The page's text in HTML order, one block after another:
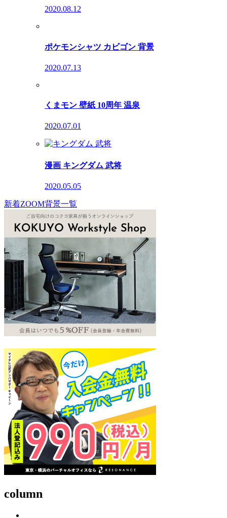
2020.08.12
ポケモンシャツ カビゴン 背景
2020.07.13
くまモン 壁紙 10周年 温泉
2020.07.01
漫画 キングダム 武将
2020.05.05
新着ZOOM背景一覧
column